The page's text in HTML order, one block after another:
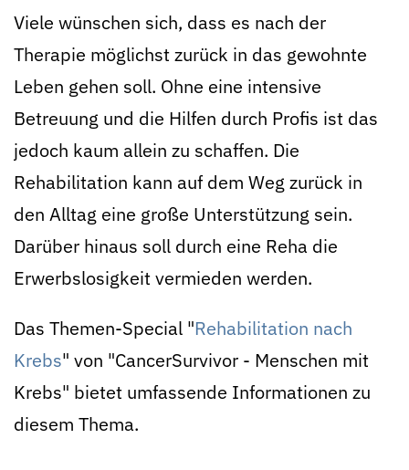
Viele wünschen sich, dass es nach der
Therapie möglichst zurück in das gewohnte
Leben gehen soll. Ohne eine intensive
Betreuung und die Hilfen durch Profis ist das
jedoch kaum allein zu schaffen. Die
Rehabilitation kann auf dem Weg zurück in
den Alltag eine große Unterstützung sein.
Darüber hinaus soll durch eine Reha die
Erwerbslosigkeit vermieden werden.
Das Themen-Special "Rehabilitation nach
Krebs" von "CancerSurvivor - Menschen mit
Krebs" bietet umfassende Informationen zu
diesem Thema.